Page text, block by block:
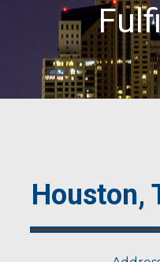
Houston,